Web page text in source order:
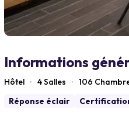
Informations
Hôtel · 4 Salles · 106
Réponse éclair